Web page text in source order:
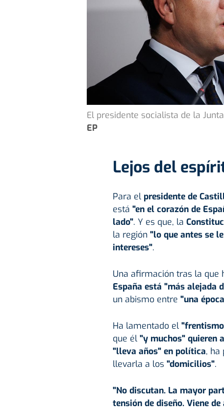
El presidente socialista de la
EP
Lejos del
Para el presidente de
está "en el corazón de
lado". Y es que, la
la región "lo que antes se
intereses".
Una afirmación tras la que
España está "más alejada
un abismo entre "una
Ha lamentado el
que él "y muchos" quieren
"lleva años" en política, ha
llevarla a los "domicilios".
"No discutan. La mayor
tensión de diseño. Viene